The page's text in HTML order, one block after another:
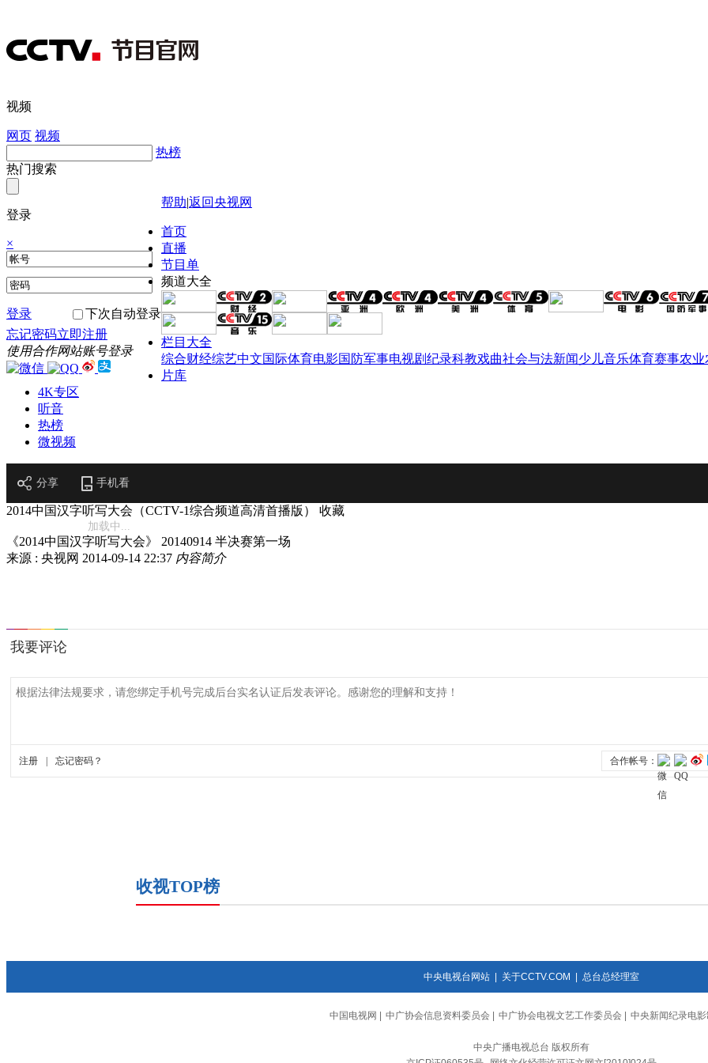
视频
网页 视频
热榜
热门搜索
登录
×
登录
下次自动登录
忘记密码立即注册
使用合作网站账号登录
帮助|返回央视网
首页
直播
节目单
频道大全
栏目大全
综合财经综艺中文国际体育电影国防军事电视剧纪录科教戏曲社会与法新闻少儿音乐体育赛事农业
片库
4K专区
听音
热榜
微视频
分享 手机看
2014中国汉字听写大会（CCTV-1综合频道高清首播版） 收藏
加载中...
《2014中国汉字听写大会》 20140914 半决赛第一场
来源 : 央视网 2014-09-14 22:37 内容简介
收视TOP榜
中央电视台网站| 关于CCTV.COM 总台总经理室
中国电视网 中广协会信息资料委员会 中广协会电视文艺工作委员会 中央新闻纪录电
中央广播电视总台 版权所有